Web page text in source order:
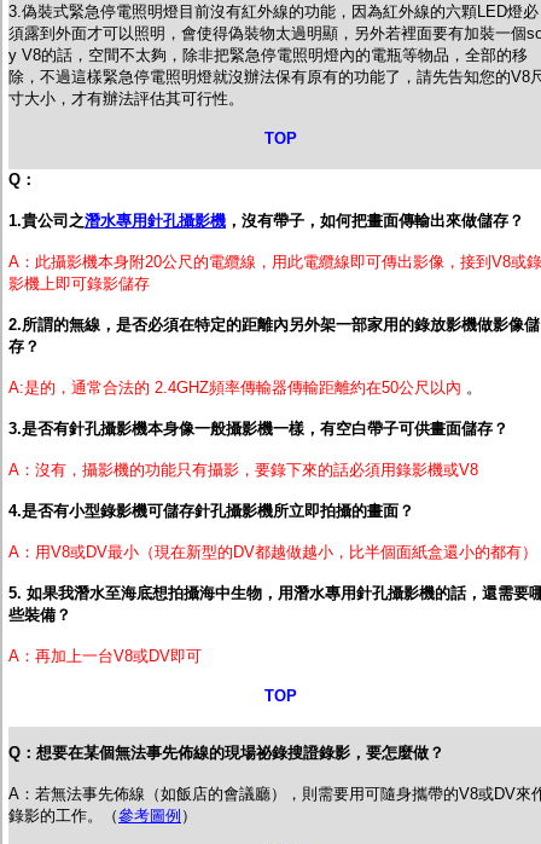
3.偽裝式緊急停電照明燈目前沒有紅外線的功能，因為紅外線的六顆LED燈必
須露到外面才可以照明，會使得偽裝物太過明顯，另外若裡面要有加裝一個
y V8的話，空間不太夠，除非把緊急停電照明燈內的電瓶等物品，全部的移
除，不過這樣緊急停電照明燈就沒辦法保有原有的功能了，請先告知您的V8
寸大小，才有辦法評估其可行性。
TOP
Q：
1.貴公司之潛水專用針孔攝影機 ，沒有帶子，如何把畫面傳輸出來做儲存？
A：此攝影機本身附20公尺的電纜線，用此電纜線即可傳出影像，接到V8或錄
影機上即可錄影儲存
2.所謂的無線，是否必須在特定的距離內另外架一部家用的錄放影機做影像儲
存？
A:是的，通常合法的 2.4GHZ頻率傳輸器傳輸距離約在50公尺以內 。
3.是否有針孔攝影機本身像一般攝影機一樣，有空白帶子可供畫面儲存？
A：沒有，攝影機的功能只有攝影，要錄下來的話必須用錄影機或V8
4.是否有小型錄影機可儲存針孔攝影機所立即拍攝的畫面？
A：用V8或DV最小（現在新型的DV都越做越小，比半個面紙盒還小的都有）
5. 如果我潛水至海底想拍攝海中生物，用潛水專用針孔攝影機的話，還需要
些裝備？
A：再加上一台V8或DV即可
TOP
Q：想要在某個無法事先佈線的現場祕錄搜證錄影，要怎麼做？
A：若無法事先佈線（如飯店的會議廳），則需要用可隨身攜帶的V8或DV來
錄影的工作。（參考圖例 ）